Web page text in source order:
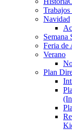
Navidad
Semana
Feria de
Verano
Plan